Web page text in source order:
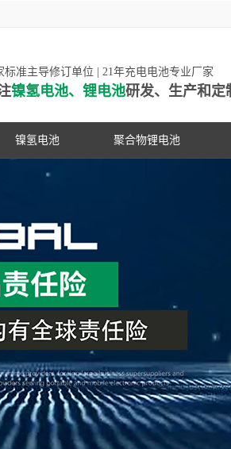
标准主导修订单位 | 21年充电电池专业厂家
镍氢电池、锂电池研发、生产和定
镍氢电池 聚合物锂电池
池
PG游戏官网是镍氢电池国家标准主导
修订单位，并参与多项锂电池行业国
家标准的制定